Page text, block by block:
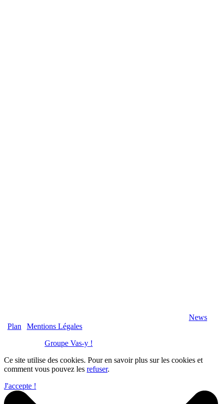
News
Plan
Mentions Légales
Groupe Vas-y !
Ce site utilise des cookies. Pour en savoir plus sur les cookies et
comment vous pouvez les refuser.
J'accepte !